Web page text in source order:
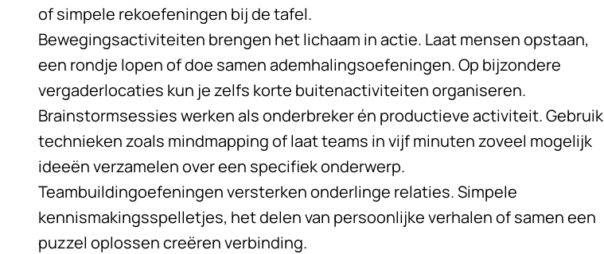
of simpele rekoefeningen bij de tafel.
Bewegingsactiviteiten brengen het lichaam in actie. Laat mensen opstaan,
een rondje lopen of doe samen ademhalingsoefeningen. Op bijzondere
vergaderlocaties kun je zelfs korte buitenactiviteiten organiseren.
Brainstormsessies werken als onderbreker én productieve activiteit. Gebruik
technieken zoals mindmapping of laat teams in vijf minuten zoveel mogelijk
ideeën verzamelen over een specifiek onderwerp.
Teambuildingoefeningen versterken onderlinge relaties. Simpele
kennismakingsspelletjes, het delen van persoonlijke verhalen of samen een
puzzel oplossen creëren verbinding.